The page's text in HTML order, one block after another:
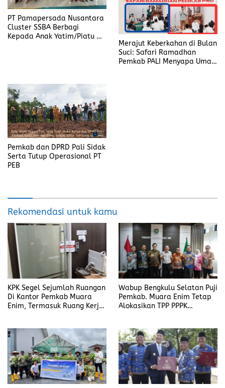
PT Pamapersada Nusantara
Cluster SSBA Berbagi
Kepada Anak Yatim/Piatu Di
Merajut Keberkahan di Bulan
Suci: Safari Ramadhan
Pemkab PALI Menyapa Umat
Pemkab dan DPRD Pali Sidak
Serta Tutup Operasional PT
PEB
Rekomendasi untuk kamu
KPK Segel Sejumlah Ruangan
Di Kantor Pemkab Muara
Enim, Termasuk Ruang Kerja
Wabup Bengkulu Selatan Puji
Pemkab. Muara Enim Tetap
Alokasikan TPP PPPK